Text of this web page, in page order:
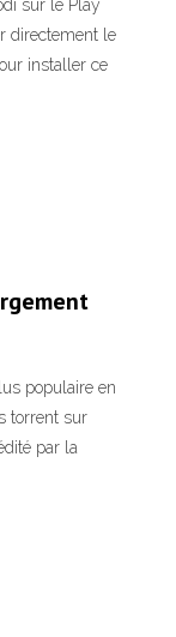
sur le Play
directement le
installer ce
populaire en
torrent sur
par la